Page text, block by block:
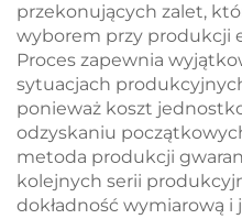
przekonujących zalet,
wyborem przy produkcji
Proces zapewnia
sytuacjach
ponieważ koszt
odzyskaniu
metoda produkcji
kolejnych serii
dokładność wymiarową i